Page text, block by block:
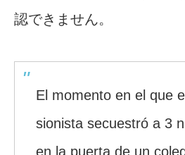
認できません。
El momento en el que
sionista secuestró a 3
en la puerta de un